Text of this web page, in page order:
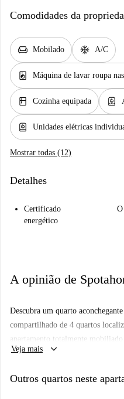
Comodidades da
chair Mobilado ac_unit A/C
local_laundry_service Máquina de lavar roupa
kitchen Cozinha equipada water_heater
water_heater Unidades elétricas
Mostrar todas (12)
Detalhes
Certificado
energético
A opinião de
Descubra um quarto
compartilhado de 4 quartos
apartamento totalmente
e um sistema de aquecimento
com forno e um elevador para
Veja mais keyboard_arrow_down
Outros quartos neste